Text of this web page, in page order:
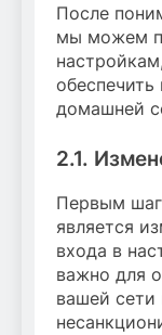
После
мы можем
домашней
2.1.
Первым
является
входа в
важно для
вашей